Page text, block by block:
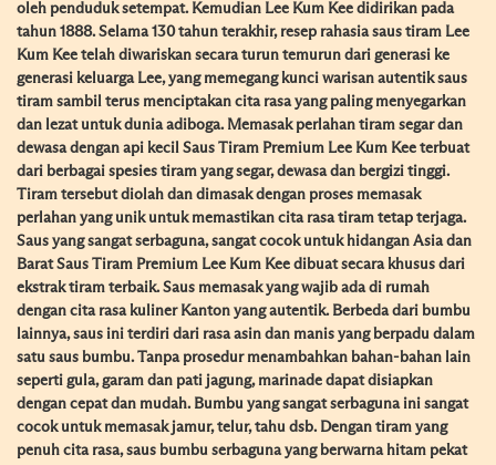
oleh penduduk setempat. Kemudian Lee Kum Kee didirikan pada
tahun 1888. Selama 130 tahun terakhir, resep rahasia saus tiram Lee
Kum Kee telah diwariskan secara turun temurun dari generasi ke
generasi keluarga Lee, yang memegang kunci warisan autentik saus
tiram sambil terus menciptakan cita rasa yang paling menyegarkan
dan lezat untuk dunia adiboga. Memasak perlahan tiram segar dan
dewasa dengan api kecil Saus Tiram Premium Lee Kum Kee terbuat
dari berbagai spesies tiram yang segar, dewasa dan bergizi tinggi.
Tiram tersebut diolah dan dimasak dengan proses memasak
perlahan yang unik untuk memastikan cita rasa tiram tetap terjaga.
Saus yang sangat serbaguna, sangat cocok untuk hidangan Asia dan
Barat Saus Tiram Premium Lee Kum Kee dibuat secara khusus dari
ekstrak tiram terbaik. Saus memasak yang wajib ada di rumah
dengan cita rasa kuliner Kanton yang autentik. Berbeda dari bumbu
lainnya, saus ini terdiri dari rasa asin dan manis yang berpadu dalam
satu saus bumbu. Tanpa prosedur menambahkan bahan-bahan lain
seperti gula, garam dan pati jagung, marinade dapat disiapkan
dengan cepat dan mudah. Bumbu yang sangat serbaguna ini sangat
cocok untuk memasak jamur, telur, tahu dsb. Dengan tiram yang
penuh cita rasa, saus bumbu serbaguna yang berwarna hitam pekat